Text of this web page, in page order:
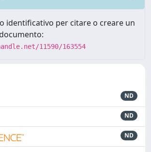
identificativo per citare o creare un
11590/163554
ND
ND
ND